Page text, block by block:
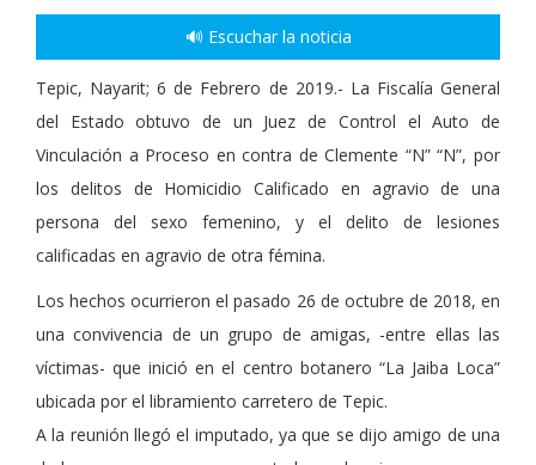
🔊 Escuchar la noticia
Tepic, Nayarit; 6 de Febrero de 2019.- La Fiscalía General
del Estado obtuvo de un Juez de Control el Auto de
Vinculación a Proceso en contra de Clemente “N” “N”, por
los delitos de Homicidio Calificado en agravio de una
persona del sexo femenino, y el delito de lesiones
calificadas en agravio de otra fémina.
Los hechos ocurrieron el pasado 26 de octubre de 2018, en
una convivencia de un grupo de amigas, -entre ellas las
víctimas- que inició en el centro botanero “La Jaiba Loca”
ubicada por el libramiento carretero de Tepic.
A la reunión llegó el imputado, ya que se dijo amigo de una